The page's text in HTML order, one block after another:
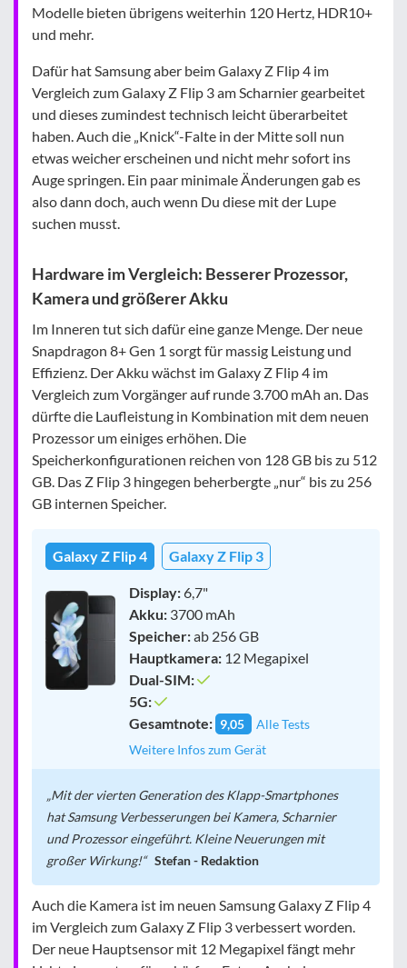
Modelle bieten übrigens weiterhin 120 Hertz, HDR10+
und mehr.
Dafür hat Samsung aber beim Galaxy Z Flip 4 im
Vergleich zum Galaxy Z Flip 3 am Scharnier gearbeitet
und dieses zumindest technisch leicht überarbeitet
haben. Auch die „Knick“-Falte in der Mitte soll nun
etwas weicher erscheinen und nicht mehr sofort ins
Auge springen. Ein paar minimale Änderungen gab es
also dann doch, auch wenn Du diese mit der Lupe
suchen musst.
Hardware im Vergleich: Besserer Prozessor,
Kamera und größerer Akku
Im Inneren tut sich dafür eine ganze Menge. Der neue
Snapdragon 8+ Gen 1 sorgt für massig Leistung und
Effizienz. Der Akku wächst im Galaxy Z Flip 4 im
Vergleich zum Vorgänger auf runde 3.700 mAh an. Das
dürfte die Laufleistung in Kombination mit dem neuen
Prozessor um einiges erhöhen. Die
Speicherkonfigurationen reichen von 128 GB bis zu 512
GB. Das Z Flip 3 hingegen beherbergte „nur“ bis zu 256
GB internen Speicher.
Galaxy Z Flip 4 Galaxy Z Flip 3
Display:6,7"
Akku: 3700 mAh
Speicher:ab 256 GB
Hauptkamera: 12 Megapixel
Dual-SIM:
5G:
Gesamtnote: 9,05
Alle Tests
Weitere Infos zum Gerät
Mit der vierten Generation des Klapp-Smartphones
hat Samsung Verbesserungen bei Kamera, Scharnier
und Prozessor eingeführt. Kleine Neuerungen mit
großer Wirkung!
Stefan - Redaktion
Auch die Kamera ist im neuen Samsung Galaxy Z Flip 4
im Vergleich zum Galaxy Z Flip 3 verbessert worden.
Der neue Hauptsensor mit 12 Megapixel fängt mehr